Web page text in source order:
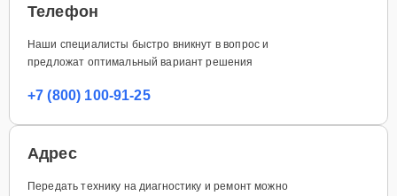
Телефон
Наши специалисты быстро вникнут в вопрос и
предложат оптимальный вариант решения
+7 (800) 100-91-25
Адрес
Передать технику на диагностику и ремонт можно